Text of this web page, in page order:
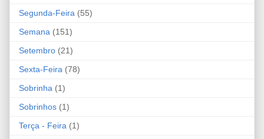
Segunda-Feira (55)
Semana (151)
Setembro (21)
Sexta-Feira (78)
Sobrinha (1)
Sobrinhos (1)
Terça - Feira (1)